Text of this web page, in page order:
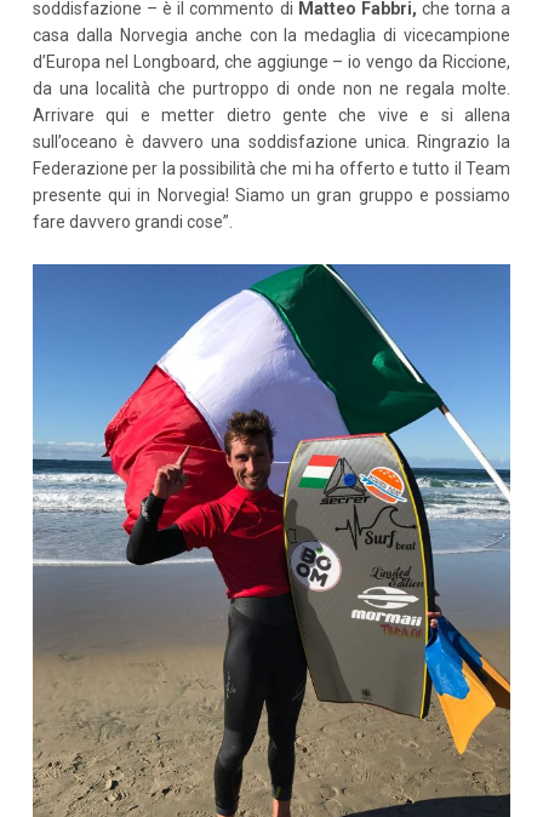
soddisfazione – è il commento di Matteo Fabbri, che torna a
casa dalla Norvegia anche con la medaglia di vicecampione
d’Europa nel Longboard, che aggiunge – io vengo da Riccione,
da una località che purtroppo di onde non ne regala molte.
Arrivare qui e metter dietro gente che vive e si allena
sull’oceano è davvero una soddisfazione unica. Ringrazio la
Federazione per la possibilità che mi ha offerto e tutto il Team
presente qui in Norvegia! Siamo un gran gruppo e possiamo
fare davvero grandi cose”.